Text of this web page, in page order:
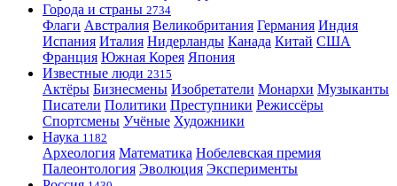
Города и страны 2734
Флаги Австралия Великобритания Германия Индия
Испания Италия Нидерланды Канада Китай США
Франция Южная Корея Япония
Известные люди 2315
Актёры Бизнесмены Изобретатели Монархи Музыканты
Писатели Политики Преступники Режиссёры
Спортсмены Учёные Художники
Наука 1182
Археология Математика Нобелевская премия
Палеонтология Эволюция Эксперименты